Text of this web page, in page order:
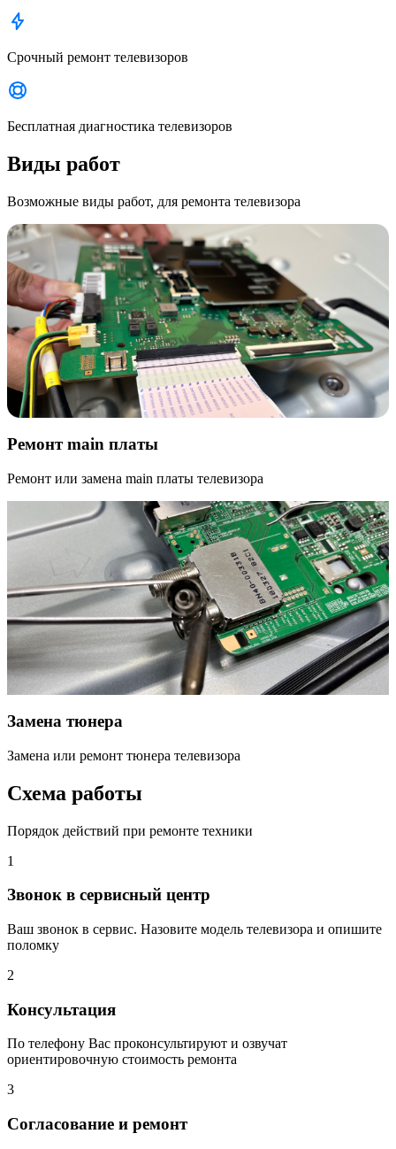
Срочный ремонт телевизоров
Бесплатная диагностика телевизоров
Виды работ
Возможные виды работ, для ремонта телевизора
Ремонт main платы
Ремонт или замена main платы телевизора
Замена тюнера
Замена или ремонт тюнера телевизора
Схема работы
Порядок действий при ремонте техники
1
Звонок в сервисный центр
Ваш звонок в сервис. Назовите модель телевизора и опишите
поломку
2
Консультация
По телефону Вас проконсультируют и озвучат
ориентировочную стоимость ремонта
3
Согласование и ремонт